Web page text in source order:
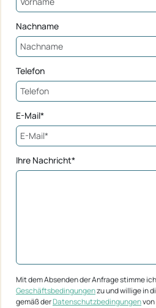
Nachname
Telefon
E-Mail*
Ihre Nachricht*
Mit dem Absenden der Anfrage stimme
Geschäftsbedingungenzu und willige in
gemäß derDatenschutzbedingungen